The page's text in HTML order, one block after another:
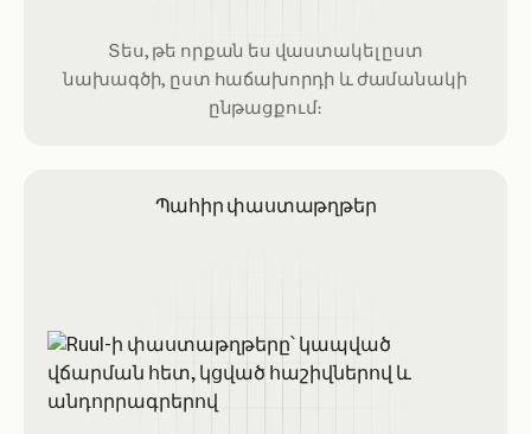
Տես, թե որքան ես վաստակել ըստ
նախագծի, ըստ հաճախորդի և ժամանակի
ընթացքում։
Պահիր փաստաթղթեր